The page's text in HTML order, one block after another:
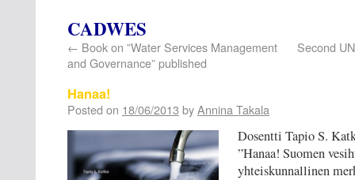
CADWES
← Book on ”Water Services Management
and Governance” published
Second
Hanaa!
Posted on 18/06/2013 byAnnina Takala
Dosentti Tapio S.
”Hanaa! Suomen
yhteiskunnallinen